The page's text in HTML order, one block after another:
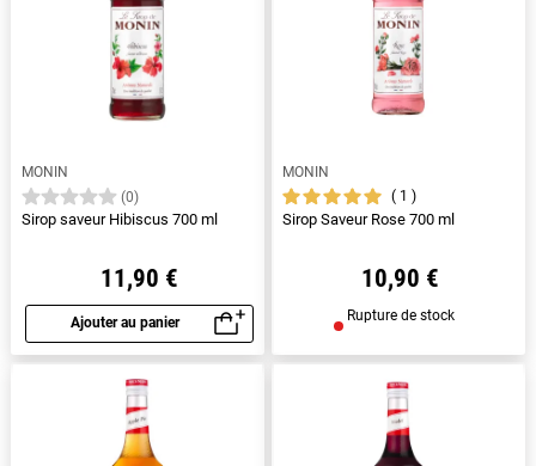
MONIN
(0)
Sirop saveur Hibiscus 700 ml
11,90 €
Ajouter au panier
Aperçu rapide
MONIN
1
Sirop Saveur Rose 700 ml
10,90 €
Rupture de stock